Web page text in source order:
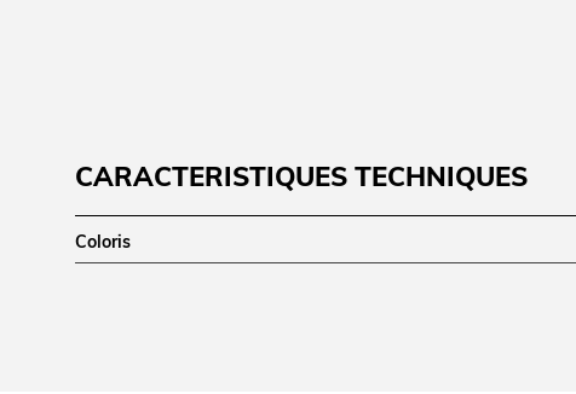
CARACTÉRISTIQUES TECHNIQUES
Coloris